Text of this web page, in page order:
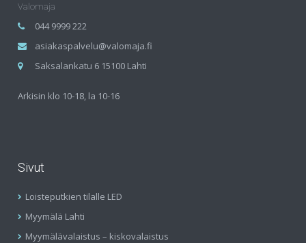
Valomaja
044 9999 222
asiakaspalvelu@valomaja.fi
Saksalankatu 6 15100 Lahti
Arkisin klo 10-18, la 10-16
Sivut
Loisteputkien tilalle LED
Myymälä Lahti
Myymälävalaistus – kiskovalaistus